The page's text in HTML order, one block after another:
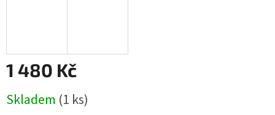
1 480 Kč
cena:
Skladem (1 ks)